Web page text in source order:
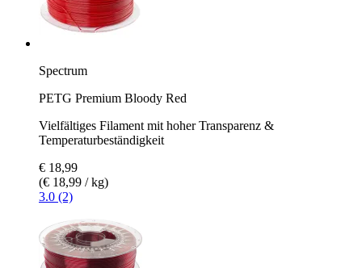
Spectrum
PETG Premium Bloody Red
Vielfältiges Filament mit hoher Transparenz &
Temperaturbeständigkeit
€ 18,99
(€ 18,99 / kg)
3.0 (2)